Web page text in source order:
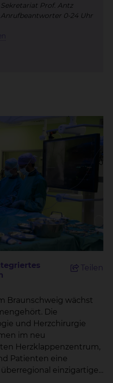
Sekretariat Prof. Antz
Anrufbeantworter 0-24 Uhr
Teilen
Braunschweig wächst
Die
und Herzchirurgie
im neu
Herzklappenzentrum,
Patienten eine
einzigartige